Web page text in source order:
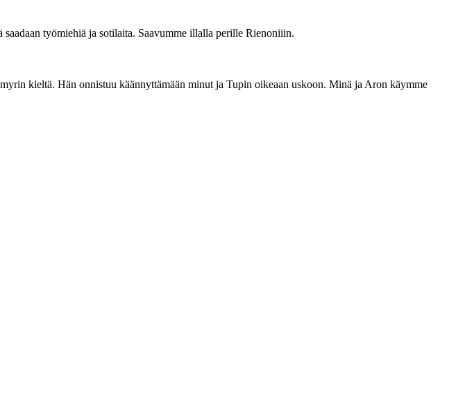
työmiehiä ja sotilaita. Saavumme illalla perille Rienoniiin.
kieltä. Hän onnistuu käännyttämään minut ja Tupin oikeaan uskoon. Minä ja Aron käymme